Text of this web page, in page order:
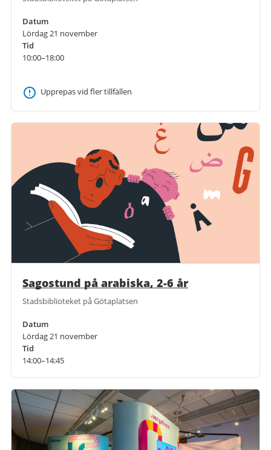
Datum
Lördag 21 november
Tid
10:00–18:00
Upprepas vid fler tillfällen
Sagostund på arabiska, 2-6 år
Stadsbiblioteket på Götaplatsen
Datum
Lördag 21 november
Tid
14:00–14:45